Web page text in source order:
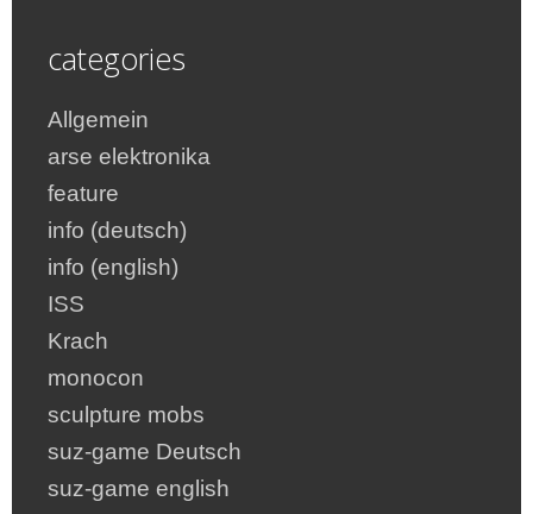
categories
Allgemein
arse elektronika
feature
info (deutsch)
info (english)
ISS
Krach
monocon
sculpture mobs
suz-game Deutsch
suz-game english